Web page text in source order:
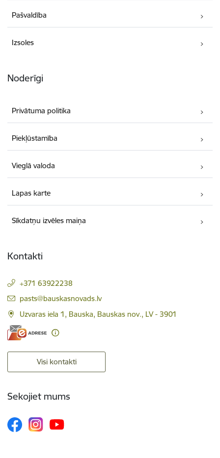
Pašvaldība
Izsoles
Noderīgi
Privātuma politika
Piekļūstamība
Vieglā valoda
Lapas karte
Sīkdatņu izvēles maiņa
Kontakti
+371 63922238
E-pasts:
pasts@bauskasnovads.lv
Uzvaras iela 1, Bauska, Bauskas nov., LV - 3901
Visi kontakti
Sekojiet mums